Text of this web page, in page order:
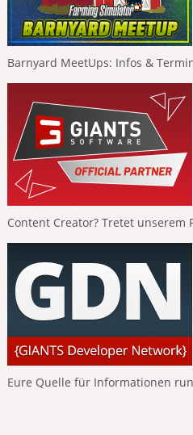
Barnyard MeetUps: Infos &
Content Creator? Tretet unserem
Eure Quelle für Informationen